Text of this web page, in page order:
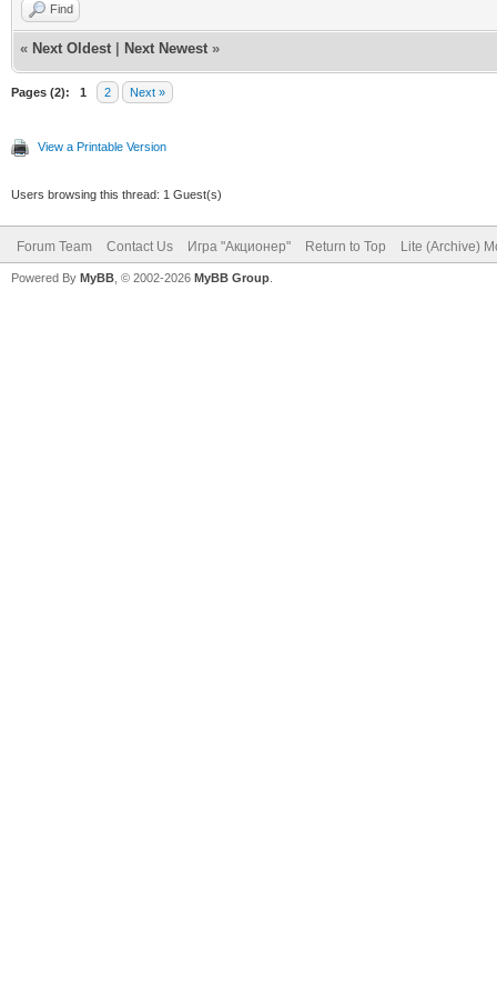
Find
« Next Oldest Next Newest »
Pages (2): 1 2 Next »
View a Printable Version
Users browsing this thread: 1 Guest(s)
Forum Team Contact Us Игра "Акционер" Return to Top Lite (Archive)
Powered By MyBB , © 2002-2026 MyBB Group